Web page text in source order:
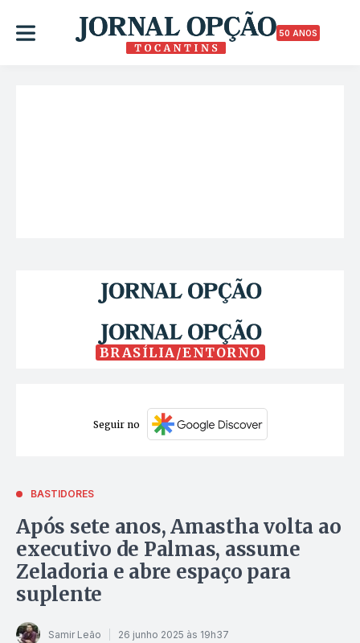
50 ANOS
BRASÍLIA/ENTORNO
Seguir no
BASTIDORES
Após sete anos, Amastha volta ao
executivo de Palmas, assume
Zeladoria e abre espaço para
suplente
Samir Leão 26 junho 2025 às 19h37